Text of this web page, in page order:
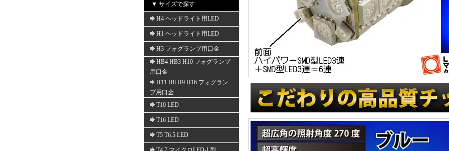
▼ サイズで探す
H4 ヘッドライト用LED
H1 ヘッドライト用LED
H3 フォグランプ用口金
HB4 HB3 H10 フォグランプ
用口金
H11 H8 H9 H16 フォグラン
プ用口金
T10 LED
T16 LED
T5 T6.5 LED